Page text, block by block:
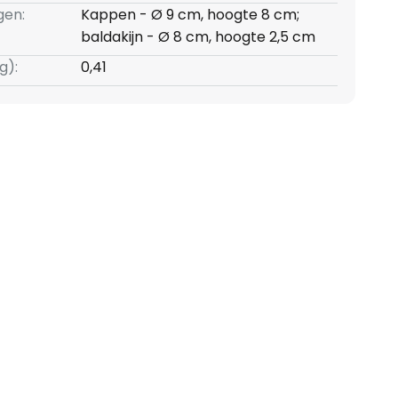
Kappen - Ø 9 cm, hoogte 8 cm;
baldakijn - Ø 8 cm, hoogte 2,5 cm
0,41